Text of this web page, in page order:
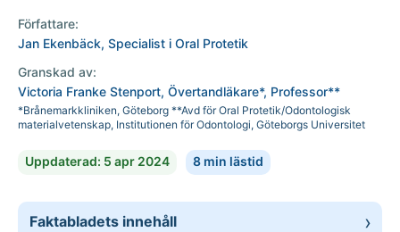
Författare:
Jan Ekenbäck, Specialist i Oral Protetik
Granskad av:
Victoria Franke Stenport, Övertandläkare*, Professor**
*Brånemarkkliniken, Göteborg **Avd för Oral Protetik/Odontologisk
materialvetenskap, Institutionen för Odontologi, Göteborgs Universitet
Uppdaterad: 5 apr 2024 8 min lästid
Faktabladets innehåll